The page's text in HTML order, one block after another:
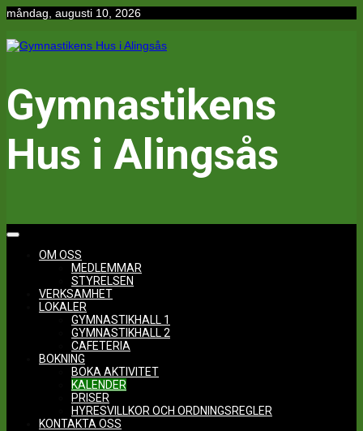
Hoppa
innehåll
måndag, augusti 10, 2026
Gymnastikens
Hus i Alingsås
OM OSS
MEDLEMMAR
STYRELSEN
VERKSAMHET
LOKALER
GYMNASTIKHALL 1
GYMNASTIKHALL 2
CAFETERIA
BOKNING
BOKA AKTIVITET
KALENDER
PRISER
HYRESVILLKOR OCH ORDNINGSREGLER
KONTAKTA OSS